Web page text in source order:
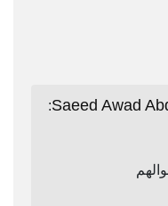
Saeed Awad
: